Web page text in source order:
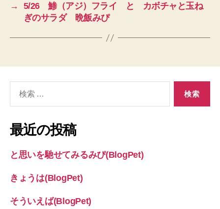
→
5/26 鯵（アジ）フライ と カボチャと玉ね
ぎのサラダ 晩飯みぴ
象:
最近の投稿
と思いを馳せてみるみぴ(BlogPet)
きょうは(BlogPet)
そういえば(BlogPet)